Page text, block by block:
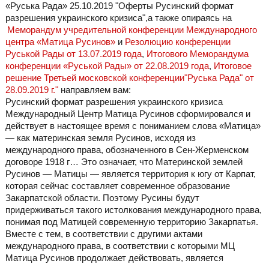
«Руська Рада» 25.10.2019 "Оферты Русинский формат
разрешения украинского кризиса",а также опираясь на
Меморандум учредительной конференции Международного
центра «Матица Русинов»и Резолюцию конференции
Руськой Рады от 13.07.2019 года, Итогового Меморандума
конференции «Руськой Рады» от 22.08.2019 года, Итоговое
решение Третьей московской конференции"Руська Рада" от
28.09.2019 г."направляем вам:
Русинский формат разрешения украинского кризиса
Международный Центр Матица Русинов сформировался и
действует в настоящее время с пониманием слова «Матица»
— как материнская земля Русинов, исходя из
международного права, обозначенного в Сен-Жерменском
договоре 1918 г… Это означает, что Материнской землей
Русинов — Матицы — является территория к югу от Карпат,
которая сейчас составляет современное образование
Закарпатской области. Поэтому Русины будут
придерживаться такого истолкования международного права,
понимая под Матицей современную территорию Закарпатья.
Вместе с тем, в соответствии с другими актами
международного права, в соответствии с которыми МЦ
Матица Русинов продолжает действовать, является